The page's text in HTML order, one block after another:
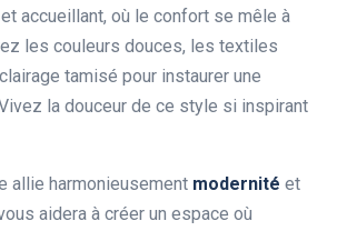
et accueillant, où le confort se mêle à
les couleurs douces, les textiles
tamisé pour instaurer une
la douceur de ce style si inspirant
allie harmonieusement modernité et
aidera à créer un espace où